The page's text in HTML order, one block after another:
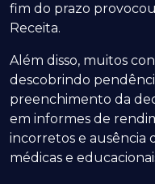
fim do prazo
Receita.
Além disso, muitos
descobrindo
preenchimento da
em informes de
incorretos e ausência
médicas e